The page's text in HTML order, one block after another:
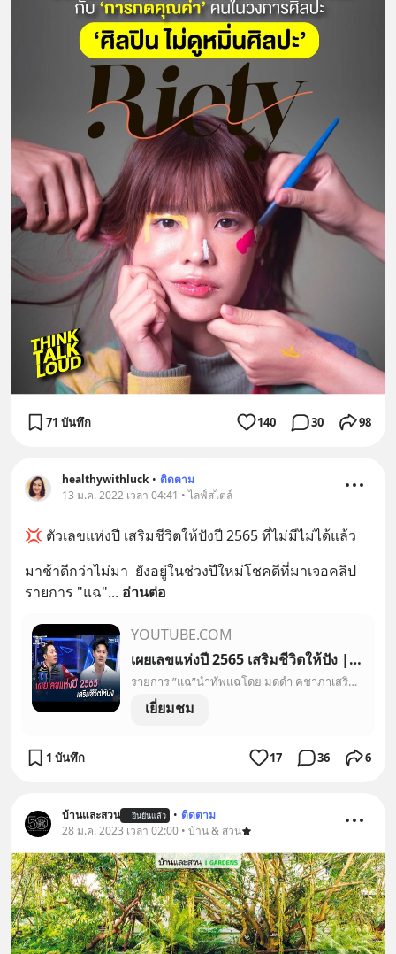
71 บันทึก 140 30 98
healthywithluck • ติดตาม
13 ม.ค. 2022 เวลา 04:41 • ไลฟ์สไตล์
💢 ตัวเลขแห่งปี เสริมชีวิตให้ปังปี 2565 ที่ไม่มีไม่ได้แล้ว
มาช้าดีกว่าไม่มา  ยังอยู่ในช่วงปีใหม่โชคดีที่มาเจอคลิป
รายการ "แฉ"... อ่านต่อ
YOUTUBE.COM
เผยเลขแห่งปี 2565 เสริมชีวิตให้ปัง | HIGHLIGHT | แฉ 24 ธ.ค. 64 | GMM25
รายการ ”แฉ”นำทัพแฉโดย มดดำ คชาภาเสริมทัพด้วยทีมพิธีกรฝีปากกล้า เอมี่ มรกต / ดีเจดาด้า / ดีเจบุ๊คโกะ / น็อต วรฤทธิ์ และ ดีเจเชาเชาLIVE จันทร์ - ศุกร์ เวลา 21....
เยี่ยมชม
1 บันทึก 17 36 6
บ้านและสวน ยืนยันแล้ว • ติดตาม
28 ม.ค. 2023 เวลา 02:00 • บ้าน & สวน